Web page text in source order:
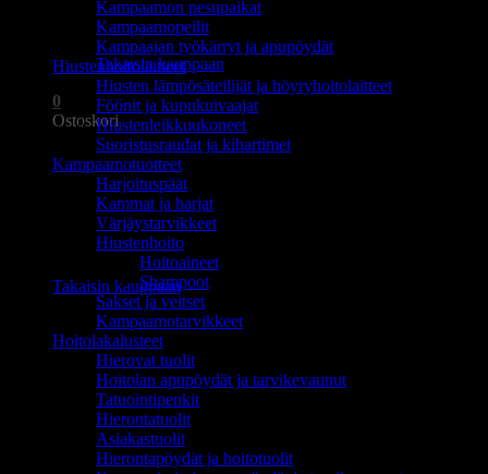
Ostoskori on tyhjä.
Takaisin kauppaan
0
Ostoskori
Ostoskori on tyhjä.
Takaisin kauppaan
Kampaamon pesupaikat
Kampaamopeilit
Kampaajan työkärryt ja apupöydät
Hiustenhoitolaitteet
Hiusten lämpösäteilijät ja höyryhoitolaitteet
Föönit ja kupukuivaajat
Hiustenleikkuukoneet
Suoristusraudat ja kihartimet
Kampaamotuotteet
Harjoituspäät
Kammat ja harjat
Värjäystarvikkeet
Hiustenhoito
Hoitoaineet
Shampoot
Sakset ja veitset
Kampaamotarvikkeet
Hoitolakalusteet
Hierovat tuolit
Hoitolan apupöydät ja tarvikevaunut
Tatuointipenkit
Hierontatuolit
Asiakastuolit
Hierontapöydät ja hoitotuolit